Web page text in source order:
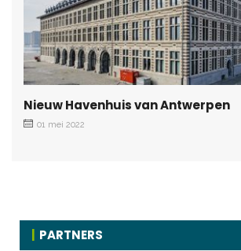
Nieuw Havenhuis van Antwerpen
01 mei 2022
PARTNERS